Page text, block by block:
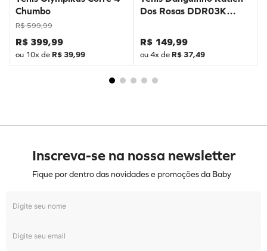
Chumbo
R$ 599,99
R$ 399,99
ou 10x de R$ 39,99
Dos Rosas DDR03K
R$ 149,99
ou4x de R$ 37,49
Inscreva-se na nossa newsletter
Fique por dentro das novidades e promoções da Baby